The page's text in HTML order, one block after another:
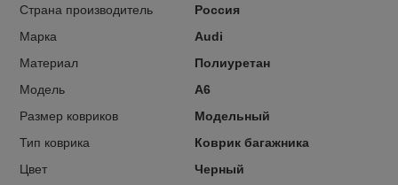
Страна производитель
Россия
Марка
Audi
Материал
Полиуретан
Модель
A6
Размер ковриков
Модельный
Тип коврика
Коврик багажника
Цвет
Черный